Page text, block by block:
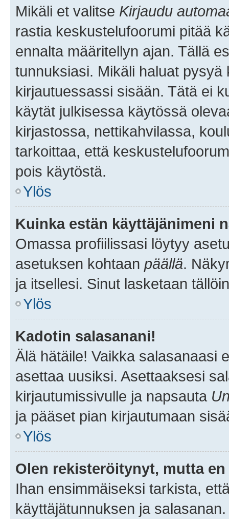
Mikäli et valitse Kirjaudu
rastia keskustelufoorumi pitää
ennalta määritellyn ajan. Tällä
tunnuksiasi. Mikäli haluat
kirjautuessassi sisään. Tätä ei
käytät julkisessa käytössä
kirjastossa, nettikahvilassa,
tarkoittaa, että
pois käytöstä.
Ylös
Kuinka estän käyttäjänimeni
Omassa profiilissasi löytyy
asetuksen kohtaan päällä.
ja itsellesi. Sinut lasketaan
Ylös
Kadotin salasanani!
Älä hätäile! Vaikka salasanaasi
asettaa uusiksi. Asettaaksesi
kirjautumissivulle ja napsauta
ja pääset pian kirjautumaan
Ylös
Olen rekisteröitynyt, mutta
Ihan ensimmäiseksi tarkista,
käyttäjätunnuksen ja